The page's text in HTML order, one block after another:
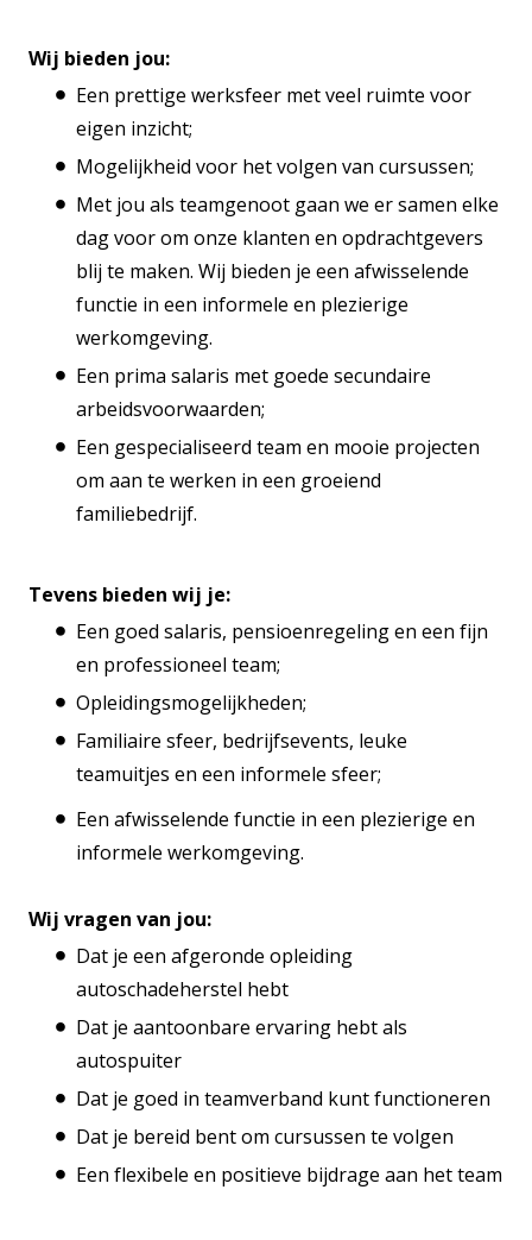
Wij bieden jou:
Een prettige werksfeer met veel ruimte voor
eigen inzicht;
Mogelijkheid voor het volgen van cursussen;
Met jou als teamgenoot gaan we er samen elke
dag voor om onze klanten en opdrachtgevers
blij te maken. Wij bieden je een afwisselende
functie in een informele en plezierige
werkomgeving.
Een prima salaris met goede secundaire
arbeidsvoorwaarden;
Een gespecialiseerd team en mooie projecten
om aan te werken in een groeiend
familiebedrijf.
Tevens bieden wij je:
Een goed salaris, pensioenregeling en een fijn
en professioneel team;
Opleidingsmogelijkheden;
Familiaire sfeer, bedrijfsevents, leuke
teamuitjes en een informele sfeer;
Een afwisselende functie in een plezierige en
informele werkomgeving.
Wij vragen van jou:
Dat je een afgeronde opleiding
autoschadeherstel hebt
Dat je aantoonbare ervaring hebt als
autospuiter
Dat je goed in teamverband kunt functioneren
Dat je bereid bent om cursussen te volgen
Een flexibele en positieve bijdrage aan het team